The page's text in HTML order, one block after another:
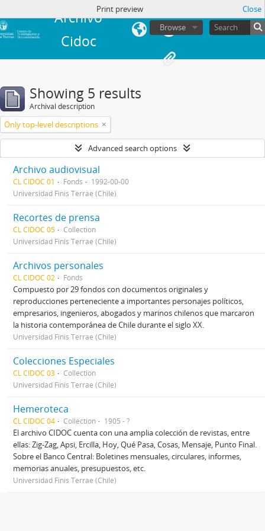
Archivo
Cidoc
Browse
Print preview Close
Showing 5 results
Archival description
Only top-level descriptions
Advanced search options
Archivo audiovisual
CL CIDOC 01 Fonds
1992-00-00
Universidad Finis Terrae (Chile)
Recortes de prensa
CL CIDOC 05
Collection
Universidad Finis Terrae (Chile)
Archivos personales
CL CIDOC 02 Fonds
Compuesto por 29 fondos con documentos originales y
reproducciones perteneciente a importantes personajes políticos,
empresarios, ingenieros, abogados y marinos chilenos que marcaron
la historia contemporánea de Chile durante el siglo XX.
Universidad Finis Terrae (Chile)
Colecciones Especiales
CL CIDOC 03
Collection
Universidad Finis Terrae (Chile)
Hemeroteca
CL CIDOC 04 Collection 1905 - ?
El archivo CIDOC cuenta con una amplia colección de revistas, entre
ellas: Zig-Zag, Apsi, Ercilla, Hoy, Qué Pasa, Cosas, Mensaje, Punto Final.
Sobre el Banco Central: Boletines mensuales, circulares, informes,
memorias anuales, presupuestos, etc.
Universidad Finis Terrae (Chile)